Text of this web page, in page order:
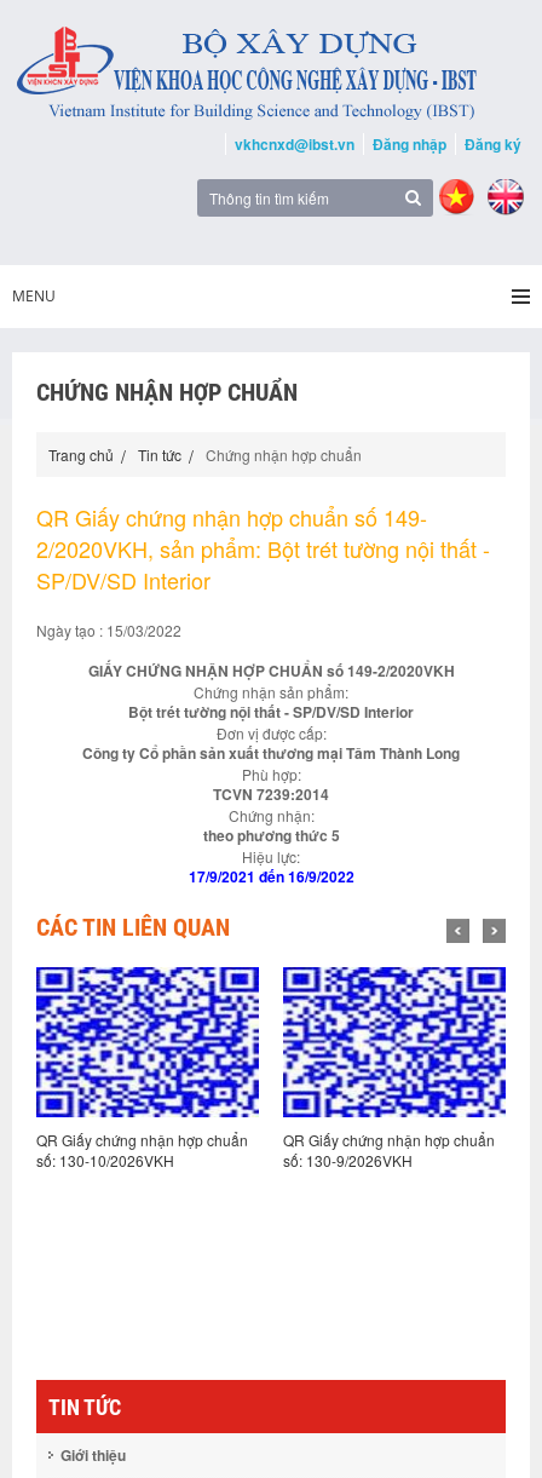
vkhcnxd@ibst.vn Đăng nhập Đăng ký
MENU
CHỨNG NHẬN HỢP CHUẨN
Trang chủ Tin tức Chứng nhận hợp chuẩn
QR Giấy chứng nhận hợp chuẩn số 149-
2/2020VKH, sản phẩm: Bột trét tường nội thất -
SP/DV/SD Interior
Ngày tạo : 15/03/2022
GIẤY CHỨNG NHẬN HỢP CHUẨN số 149-2/2020VKH
Chứng nhận sản phẩm:
Bột trét tường nội thất - SP/DV/SD Interior
Đơn vị được cấp:
Công ty Cổ phần sản xuất thương mại Tâm Thành Long
Phù hợp:
TCVN 7239:2014
Chứng nhận:
theo phương thức 5
Hiệu lực:
17/9/2021 đến 16/9/2022
CÁC TIN LIÊN QUAN
QR Giấy chứng nhận hợp chuẩn
số: 130-10/2026VKH
QR Giấy chứng nhận hợp chuẩn
số: 130-9/2026VKH
TIN TỨC
Giới thiệu